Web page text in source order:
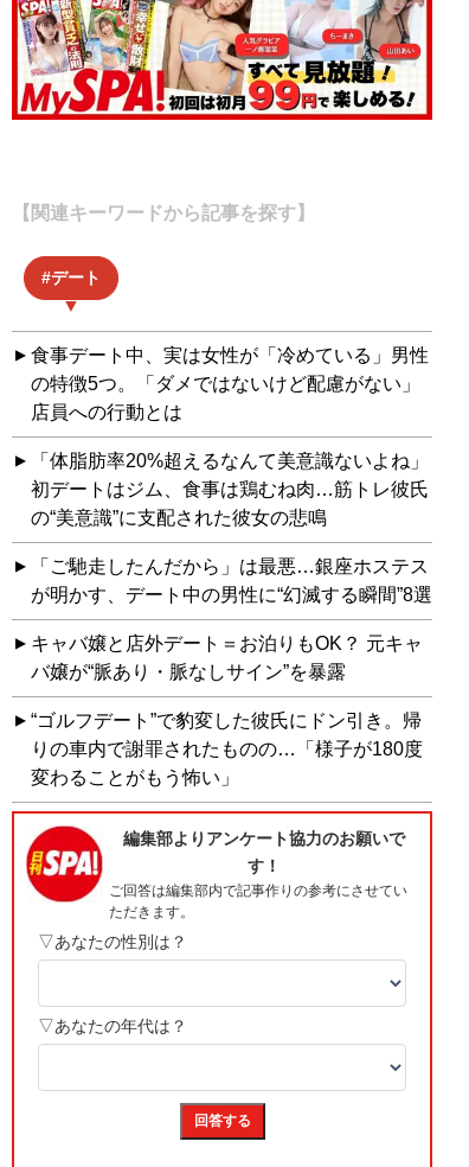
【関連キーワードから記事を探す】
デート
食事デート中、実は女性が「冷めている」男性
の特徴5つ。「ダメではないけど配慮がない」
店員への行動とは
「体脂肪率20%超えるなんて美意識ないよね」
初デートはジム、食事は鶏むね肉…筋トレ彼氏
の“美意識”に支配された彼女の悲鳴
「ご馳走したんだから」は最悪…銀座ホステス
が明かす、デート中の男性に“幻滅する瞬間”8選
キャバ嬢と店外デート＝お泊りもOK？ 元キャ
バ嬢が“脈あり・脈なしサイン”を暴露
“ゴルフデート”で豹変した彼氏にドン引き。帰
りの車内で謝罪されたものの…「様子が180度
変わることがもう怖い」